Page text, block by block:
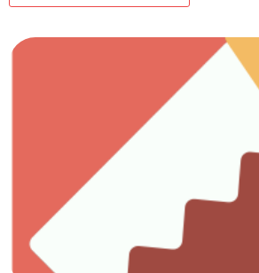
Carpintería
Todo lo que necesitas para el